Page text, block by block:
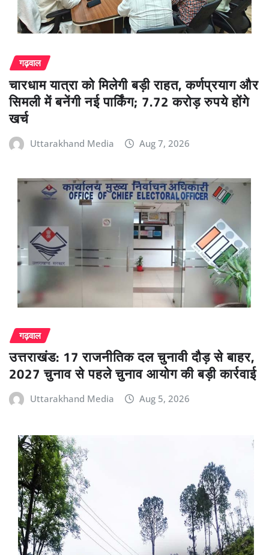
गढ़वाल
चारधाम यात्रा को मिलेगी बड़ी राहत, कर्णप्रयाग और
सिमली में बनेंगी नई पार्किंग; 7.72 करोड़ रुपये होंगे
खर्च
Uttarakhand Media Aug 7, 2026
गढ़वाल
उत्तराखंड: 17 राजनीतिक दल चुनावी दौड़ से बाहर,
2027 चुनाव से पहले चुनाव आयोग की बड़ी कार्रवाई
Uttarakhand Media Aug 5, 2026